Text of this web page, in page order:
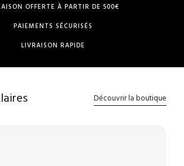
OFFERTE À PARTIR DE 500€
PAIEMENTS SÉCURISÉS
LIVRAISON RAPIDE
Découvrir la boutique